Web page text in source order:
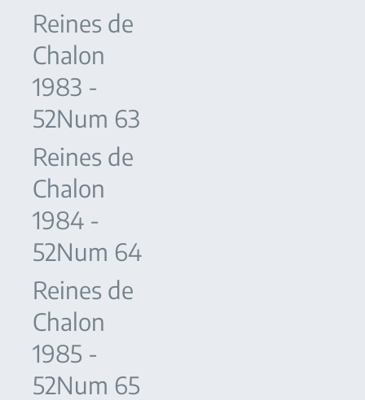
Reines de
Chalon
1983 -
52Num 63
Reines de
Chalon
1984 -
52Num 64
Reines de
Chalon
1985 -
52Num 65